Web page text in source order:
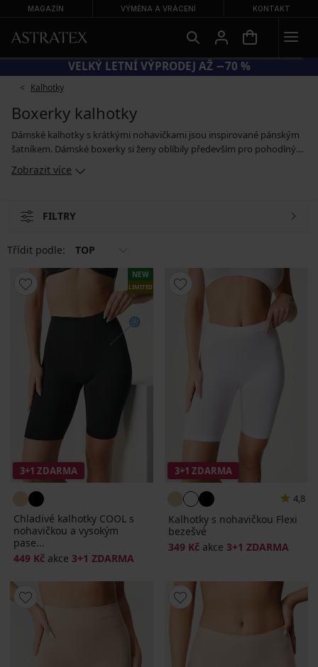
MAGAZÍN VÝMĚNA A VRÁCENÍ KONTAKT
KÓD SUN20 = EXTRA −20 % NA ZLEVNĚNÉ PLAVKY
Kalhotky
Boxerky kalhotky
Dámské kalhotky s krátkými nohavičkami jsou inspirované pánským
šatníkem. Dámské boxerky si ženy oblíbily především pro pohodlný
střih, který se nezařezává v tříslech. Boxerky pro dámy jsou dostupné
jak ve sportovním, tak i v krajkovém nebo síťovinovém provedení.
příjemně překryje a lehce zpevní těhotenské bříško.
Zobrazit více
FILTRY
Třídit podle: TOP
NEW
LIMITED
3+1 ZDARMA
Chladivé kalhotky COOL s
nohavičkou a vysokým
pase...
449 Kč akce 3+1 ZDARMA
3+1 ZDARMA
4,8
Kalhotky s nohavičkou Flexi
bezešvé
349 Kč akce 3+1 ZDARMA